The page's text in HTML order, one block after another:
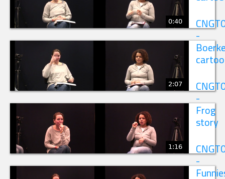
0:40
-
2:07
-
Frog
story
1:16
-